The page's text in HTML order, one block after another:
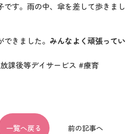
す。雨の中、傘を差して歩きまし
きました。 みんなよく頑張ってい
課後等デイサービス #療育
前の記事へ
一覧へ戻る